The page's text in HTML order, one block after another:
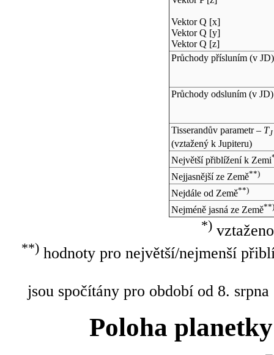
Vektor Q [x]
Vektor Q [y]
Vektor Q [z]
Průchody přísluním (v JD)
Průchody odsluním (v JD)
Tisserandův parametr – TJ
(vztažený k Jupiteru)
Největší přiblížení k Zemi
Nejjasnější ze Země**)
Nejdále od Země**)
Nejméně jasná ze Země**)
*)
**)hodnoty pro největší/nejmenší
jsou spočítány pro období od 8.
Poloha